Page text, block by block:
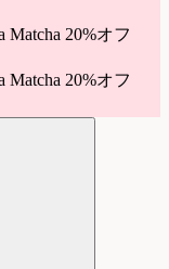
20%オフ
20%オフ